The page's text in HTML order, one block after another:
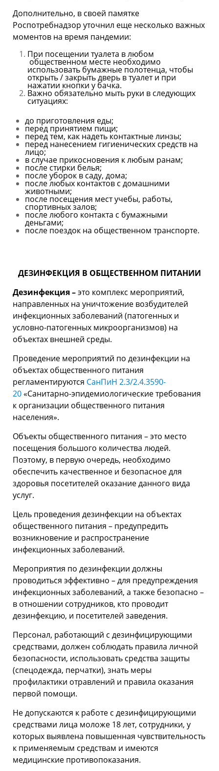
Дополнительно, в своей памятке
Роспотребнадзор уточнил еще несколько важных
моментов на время пандемии:
При посещении туалета в любом
общественном месте необходимо
использовать бумажные полотенца, чтобы
открыть / закрыть дверь в туалет и при
нажатии кнопки у бачка.
Важно обязательно мыть руки в следующих
ситуациях:
до приготовления еды;
перед принятием пищи;
перед тем, как надеть контактные линзы;
перед нанесением гигиенических средств на
лицо;
в случае прикосновения к любым ранам;
после стирки белья;
после уборок в саду, дома;
после любых контактов с домашними
животными;
после посещения мест учебы, работы,
спортивных залов;
после любого контакта с бумажными
деньгами;
после поездок на общественном транспорте.
ДЕЗИНФЕКЦИЯ В ОБЩЕСТВЕННОМ ПИТАНИИ
Дезинфекция –это комплекс мероприятий,
направленных на уничтожение возбудителей
инфекционных заболеваний (патогенных и
условно-патогенных микроорганизмов) на
объектах внешней среды.
Проведение мероприятий по дезинфекции на
объектах общественного питания
регламентируются СанПиН 2.3/2.4.3590-
20«Санитарно-эпидемиологические требования
к организации общественного питания
населения».
Объекты общественного питания – это место
посещения большого количества людей.
Поэтому, в первую очередь, необходимо
обеспечить качественное и безопасное для
здоровья посетителей оказание данного вида
услуг.
Цель проведения дезинфекции на объектах
общественного питания – предупредить
возникновение и распространение
инфекционных заболеваний.
Мероприятия по дезинфекции должны
проводиться эффективно – для предупреждения
инфекционных заболеваний, а также безопасно –
в отношении сотрудников, кто проводит
дезинфекцию, и посетителей заведения.
Персонал, работающий с дезинфицирующими
средствами, должен соблюдать правила личной
безопасности, использовать средства защиты
(спецодежда, перчатки), знать меры
профилактики отравлений и правила оказания
первой помощи.
Не допускаются к работе с дезинфицирующими
средствами лица моложе 18 лет, сотрудники, у
которых выявлена повышенная чувствительность
к применяемым средствам и имеются
медицинские противопоказания.